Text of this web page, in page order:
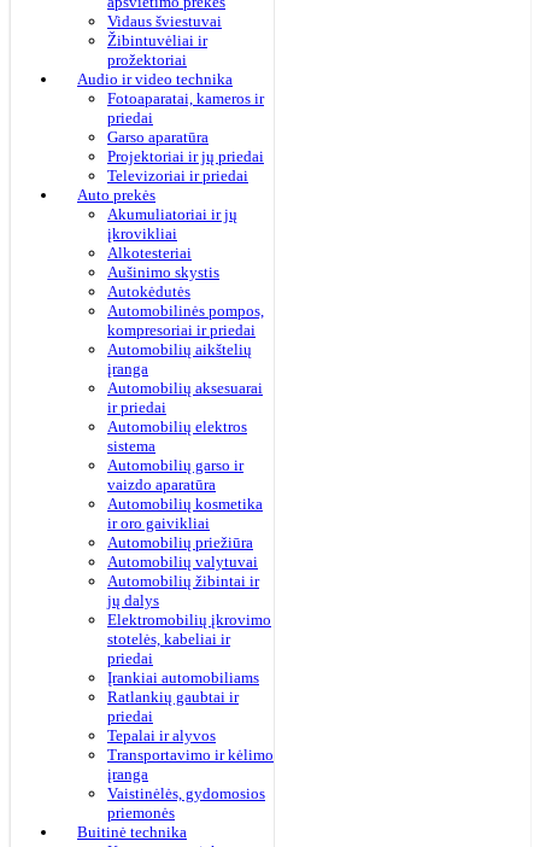
Vidaus šviestuvai
Žibintuvėliai ir
prožektoriai
Audio ir video technika
Fotoaparatai, kameros ir
priedai
Garso aparatūra
Projektoriai ir jų priedai
Televizoriai ir priedai
Auto prekės
Akumuliatoriai ir jų
įkrovikliai
Alkotesteriai
Aušinimo skystis
Autokėdutės
Automobilinės pompos,
kompresoriai ir priedai
Automobilių aikštelių
įranga
Automobilių aksesuarai
ir priedai
Automobilių elektros
sistema
Automobilių garso ir
vaizdo aparatūra
Automobilių kosmetika
ir oro gaivikliai
Automobilių priežiūra
Automobilių valytuvai
Automobilių žibintai ir
jų dalys
Elektromobilių įkrovimo
stotelės, kabeliai ir
priedai
Įrankiai automobiliams
Ratlankių gaubtai ir
priedai
Tepalai ir alyvos
Transportavimo ir kėlimo
įranga
Vaistinėlės, gydomosios
priemonės
Buitinė technika